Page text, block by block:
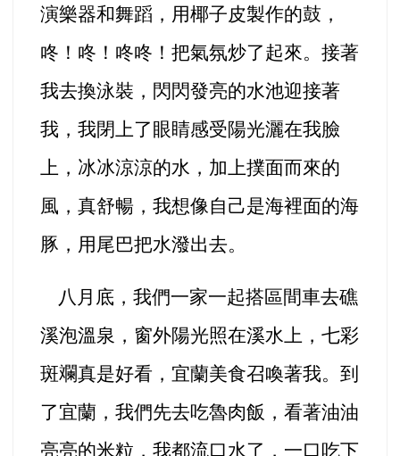
演樂器和舞蹈，用椰子皮製作的鼓，
咚！咚！咚咚！把氣氛炒了起來。接著
我去換泳裝，閃閃發亮的水池迎接著
我，我閉上了眼睛感受陽光灑在我臉
上，冰冰涼涼的水，加上撲面而來的
風，真舒暢，我想像自己是海裡面的海
豚，用尾巴把水潑出去。
八月底，我們一家一起搭區間車去礁
溪泡溫泉，窗外陽光照在溪水上，七彩
斑斕真是好看，宜蘭美食召喚著我。到
了宜蘭，我們先去吃魯肉飯，看著油油
亮亮的米粒，我都流口水了，一口吃下